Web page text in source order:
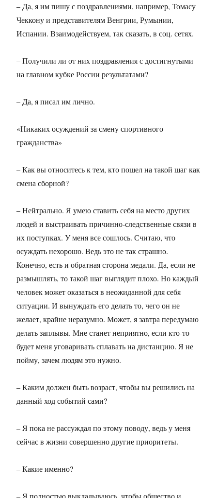
– Да, я им пишу с поздравлениями, например, Томасу
Чеккону и представителям Венгрии, Румынии,
Испании. Взаимодействуем, так сказать, в соц. сетях.
– Получили ли от них поздравления с достигнутыми
на главном кубке России результатами?
– Да, я писал им лично.
«Никаких осуждений за смену спортивного
гражданства»
– Как вы относитесь к тем, кто пошел на такой шаг как
смена сборной?
– Нейтрально. Я умею ставить себя на место других
людей и выстраивать причинно-следственные связи в
их поступках. У меня все сошлось. Считаю, что
осуждать нехорошо. Ведь это не так страшно.
Конечно, есть и обратная сторона медали. Да, если не
размышлять, то такой шаг выглядит плохо. Но каждый
человек может оказаться в неожиданной для себя
ситуации. И вынуждать его делать то, чего он не
желает, крайне неразумно. Может, я завтра передумаю
делать заплывы. Мне станет неприятно, если кто-то
будет меня уговаривать сплавать на дистанцию. Я не
пойму, зачем людям это нужно.
– Каким должен быть возраст, чтобы вы решились на
данный ход событий сами?
– Я пока не рассуждал по этому поводу, ведь у меня
сейчас в жизни совершенно другие приоритеты.
– Какие именно?
– Я полностью выкладываюсь, чтобы общество и